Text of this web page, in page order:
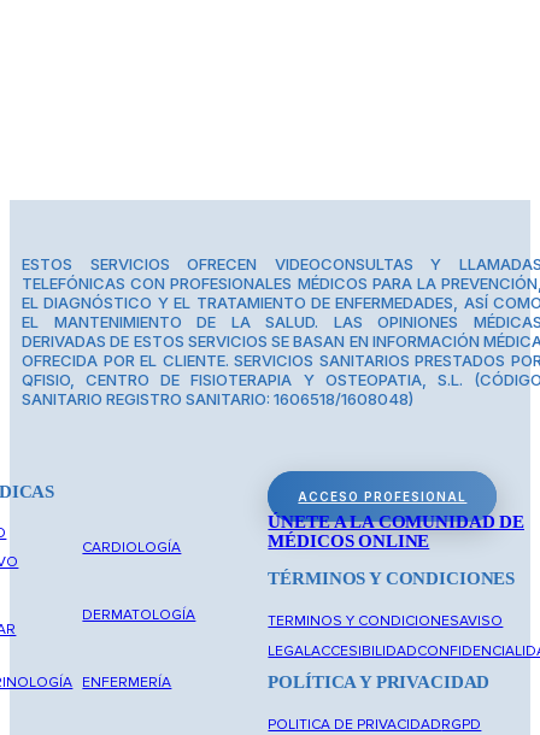
ESTOS SERVICIOS OFRECEN VIDEOCONSULTAS Y
TELEFÓNICAS CON PROFESIONALES MÉDICOS PARA LA
EL DIAGNÓSTICO Y EL TRATAMIENTO DE ENFERMEDADES, ASÍ
EL MANTENIMIENTO DE LA SALUD. LAS OPINIONES
DERIVADAS DE ESTOS SERVICIOS SE BASAN EN INFORMACIÓN
OFRECIDA POR EL CLIENTE. SERVICIOS SANITARIOS PRESTADOS
QFISIO, CENTRO DE FISIOTERAPIA Y OSTEOPATIA, S.L.
SANITARIO REGISTRO SANITARIO: 1606518/1608048)
CARDIOLOGÍA
DERMATOLOGÍA
ENFERMERÍA
ACCESO PROFESIONAL
ÚNETE A LA COMUNIDAD DE
MÉDICOS ONLINE
TÉRMINOS Y CONDICIONES
TERMINOS Y CONDICIONESAVISO
LEGALACCESIBILIDAD
POLÍTICA Y PRIVACIDAD
POLITICA DE PRIVACIDADRGPD